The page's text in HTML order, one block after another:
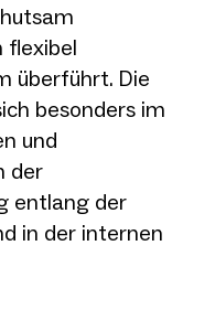
flexibel
überführt. Die
besonders im
und
der
entlang der
in der internen